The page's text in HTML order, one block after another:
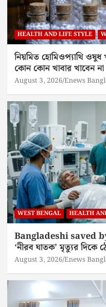
HEALTH AND LIFE STYLE
নিয়মিত হোমিওপ্যাথি
কোন কোন খাবার খাবেন না
August 3, 2026 Enews
WEST BENGAL HEALTH
Bangladeshi saved
‘নীরব ঘাতক’ মৃত্যুর দিকে
August 3, 2026 Enews